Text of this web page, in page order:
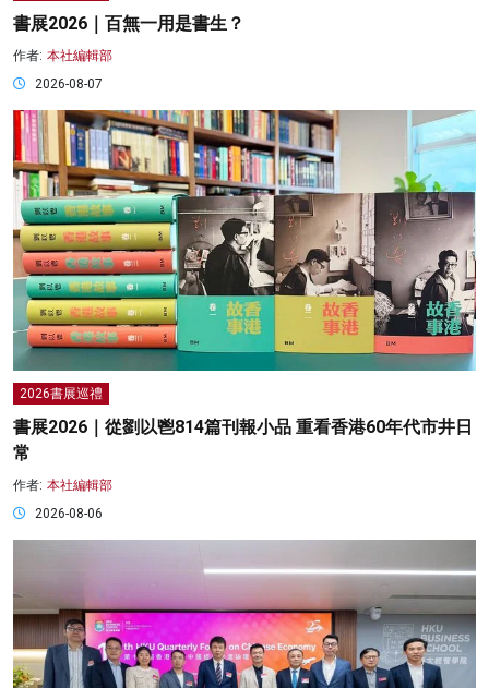
書展2026｜百無一用是書生？
作者: 本社編輯部
2026-08-07
2026書展巡禮
書展2026｜從劉以鬯814篇刊報小品 重看香港60年代市井日
常
作者: 本社編輯部
2026-08-06